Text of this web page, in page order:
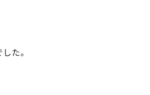
した。